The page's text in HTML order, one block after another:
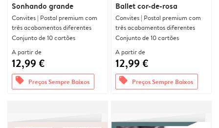
Sonhando grande
Convites | Postal premium com
três acabamentos diferentes
Conjunto de 10 cartões
A partir de
12,99 €
offers Preços Sempre Baixos
Ballet cor-de-rosa
Convites | Postal premium com
três acabamentos diferentes
Conjunto de 10 cartões
A partir de
12,99 €
offers Preços Sempre Baixos